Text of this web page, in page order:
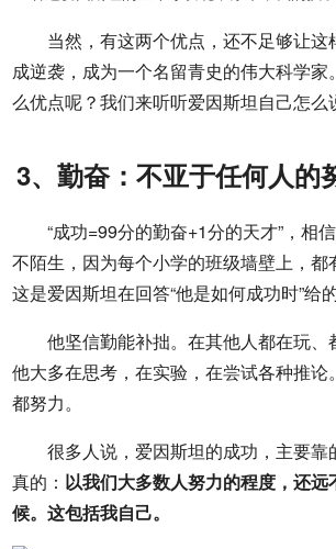
当然，有这两个优点，还不足够让这
成逆袭，成为一个名留青史的伟大科学
么优点呢？我们来听听爱因斯坦自己怎么
3、勤奋：不亚于任何人的
“成功=99分的勤奋+1分的天才”，相
不陌生，因为每个小学的班级墙壁上，都
这是爱因斯坦在回答“他是如何成功时”给的
他坚信勤能补拙。在其他人都在玩、
他大多在思考，在实验，在尝试各种推论
都努力。
很多人说，爱因斯坦的成功，主要靠
真的： 以我们大多数人努力的程度，还远
候。这包括我自己。